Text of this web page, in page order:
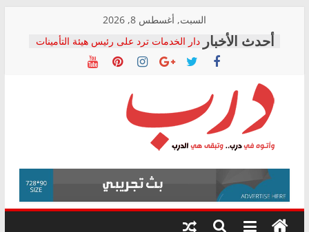
content
السبت, أغسطس 8, 2026
دار الخدمات ترد على رئيس هيئة التأمينات
بعد مؤتمره الصحفي: إنكار الأزمة لا ينهي
معاناة أصحاب المعاشات.. ونطالب بكشف
فرحات سليمان يكتب: القطاع الصحي إلى
أين؟
حزب التحالف الشعبي يطلق لجنة “الحق
في الصحة” بالإسكندرية لرصد الانتهاكات
ودعم المرضى
الوزاري لمدينة الصحفيين.. وانتهاء أعمال
إنشاء المبنى الإداري
المجلس القومي لحقوق الإنسان يعلن
متابعة قضية الدكتور محمد زهران.. ويؤكد:
درب
وأتوه
درب..
وتبقى